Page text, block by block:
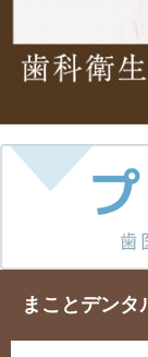
まことデンタ